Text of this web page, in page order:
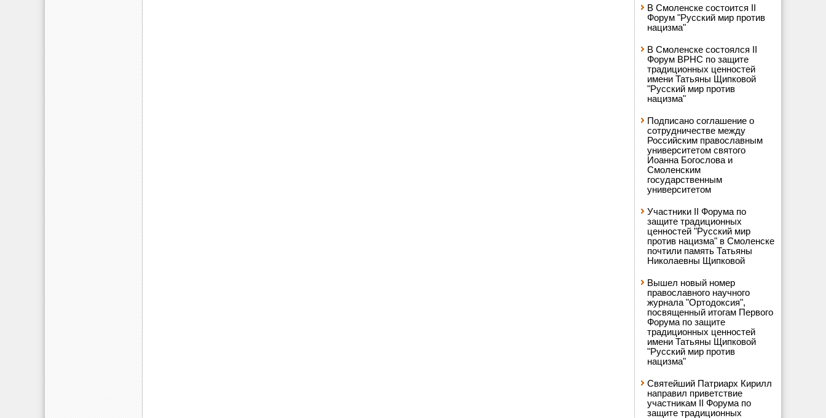
В Смоленске состоится II
Форум "Русский мир против
нацизма"
В Смоленске состоялся II
Форум ВРНС по защите
традиционных ценностей
имени Татьяны Щипковой
"Русский мир против
нацизма"
Подписано соглашение о
сотрудничестве между
Российским православным
университетом святого
Иоанна Богослова и
Смоленским
государственным
университетом
Участники II Форума по
защите традиционных
ценностей "Русский мир
против нацизма" в Смоленске
почтили память Татьяны
Николаевны Щипковой
Вышел новый номер
православного научного
журнала "Ортодоксия",
посвященный итогам Первого
Форума по защите
традиционных ценностей
имени Татьяны Щипковой
"Русский мир против
нацизма"
Святейший Патриарх Кирилл
направил приветствие
участникам II Форума по
защите традиционных